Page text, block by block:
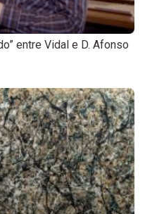
entre Vidal e D. Afonso